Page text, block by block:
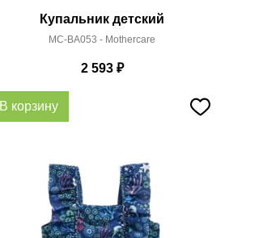
Купальник детский
MC-BA053 - Mothercare
2 593₽
В корзину